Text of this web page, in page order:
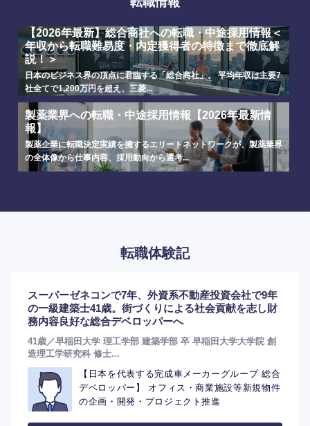
選択する
選択する
選択する
選択する
【2026年最新】総合商社への転職・中途採用情報＜
年収から転職難易度・内定獲得者の特徴まで徹底解
説！＞
日本のビジネス界の頂点に君臨する「総合商社」。 平均年収は主要7
社全てで1,200万円を超え、三菱...
製薬業界への転職・中途採用情報【2026年最新情
報】
製薬企業に転職決定実績を擁するエリートネットワークが、製薬業界
の全体像から仕事内容、採用動向から選考...
転職体験記
スーパーゼネコンで7年、外資系不動産投資会社で9年
の一級建築士41歳。街づくりによる社会貢献を志し財
務内容良好な総合デベロッパーへ
41歳／早稲田大学 理工学部 建築学部 卒 早稲田大学大学院 創
造理工学研究科 修士...
【日本を代表する完成車メーカーグループ 総合
デベロッパー】 オフィス・商業施設等新規物件
の企画・開発・プロジェクト推進